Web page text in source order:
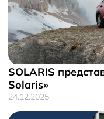
SOLARIS
Solaris»
24.12.2025